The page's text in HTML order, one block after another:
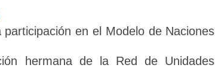
en el Modelo de Naciones
hermana de la Red de Unidades